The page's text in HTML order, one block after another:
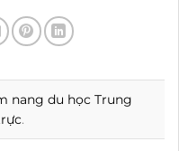
nang du học Trung
.